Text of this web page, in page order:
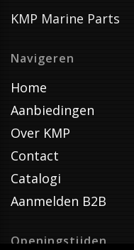
KMP Marine Parts
Navigeren
Home
Aanbiedingen
Over KMP
Contact
Catalogi
Aanmelden B2B
Openingstijden